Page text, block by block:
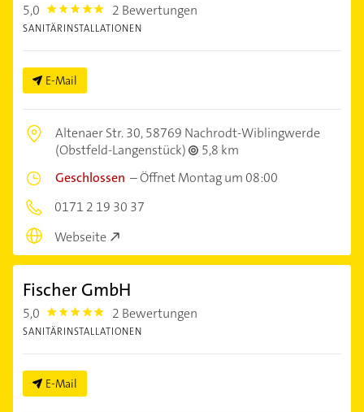
5,0 5.0 2 Bewertungen
SANITÄRINSTALLATIONEN
E-Mail
Altenaer Str. 30,58769 Nachrodt-Wiblingwerde
(Obstfeld-Langenstück)
5,8 km
Geschlossen –Öffnet Montag um 08:00
0171 2 19 30 37
Webseite
Fischer GmbH
5,0 5.0 2 Bewertungen
SANITÄRINSTALLATIONEN
E-Mail